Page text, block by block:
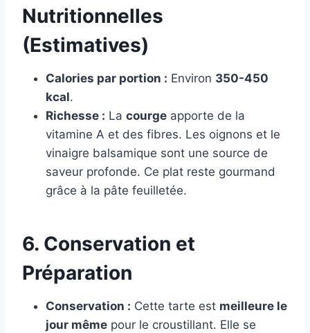
Nutritionnelles
(Estimatives)
Calories par portion : Environ 350-450
kcal.
Richesse : La courge apporte de la
vitamine A et des fibres. Les oignons et le
vinaigre balsamique sont une source de
saveur profonde. Ce plat reste gourmand
grâce à la pâte feuilletée.
6. Conservation et
Préparation
Conservation : Cette tarte est meilleure le
jour même pour le croustillant. Elle se